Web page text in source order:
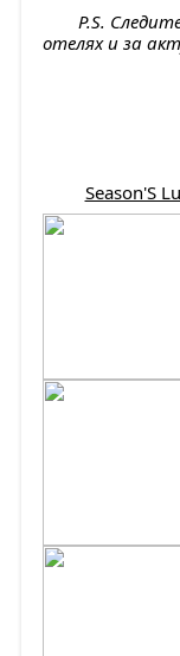
P.S.
отеляхи за
Season'S